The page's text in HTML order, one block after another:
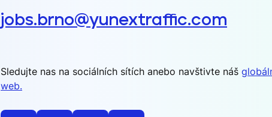
jobs.brno@yunextraffic.com
Sledujte nas na sociálních sítích anebo navštivte náš
web.